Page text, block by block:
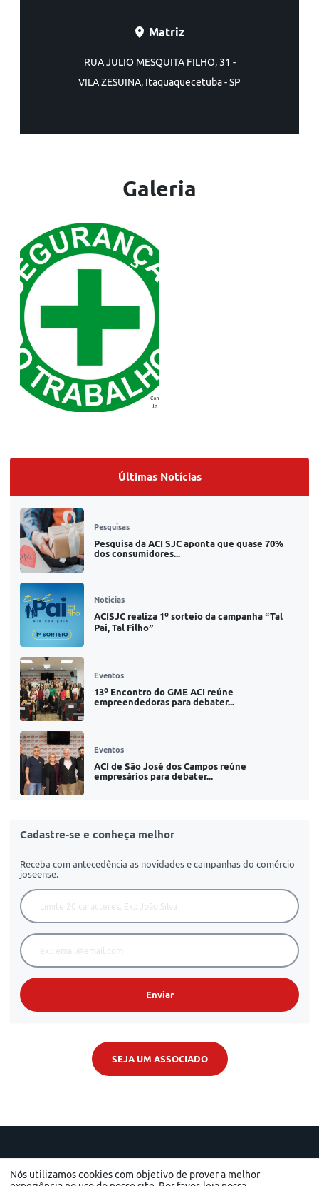
Matriz
RUA JULIO MESQUITA FILHO, 31 -
VILA ZESUINA, Itaquaquecetuba - SP
Galeria
Últimas Notícias
Pesquisas
Pesquisa da ACI SJC aponta que quase 70%
dos consumidores...
Noticias
ACISJC realiza 1º sorteio da campanha “Tal
Pai, Tal Filho”
Eventos
13º Encontro do GME ACI reúne
empreendedoras para debater...
Eventos
ACI de São José dos Campos reúne
empresários para debater...
Cadastre-se e conheça melhor
Receba com antecedência as novidades e campanhas do comércio
joseense.
Enviar
SEJA UM ASSOCIADO
Nós utilizamos cookies com objetivo de prover a melhor